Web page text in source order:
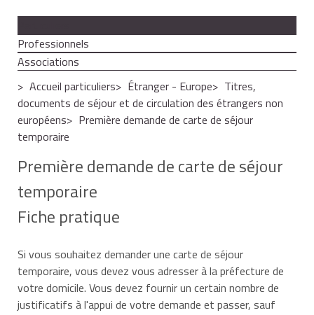
Professionnels
Associations
Accueil particuliers
Étranger - Europe
Titres,
documents de séjour et de circulation des étrangers non
européens
Première demande de carte de séjour
temporaire
Première demande de carte de séjour
temporaire
Fiche pratique
Si vous souhaitez demander une carte de séjour
temporaire, vous devez vous adresser à la préfecture de
votre domicile. Vous devez fournir un certain nombre de
justificatifs à l'appui de votre demande et passer, sauf